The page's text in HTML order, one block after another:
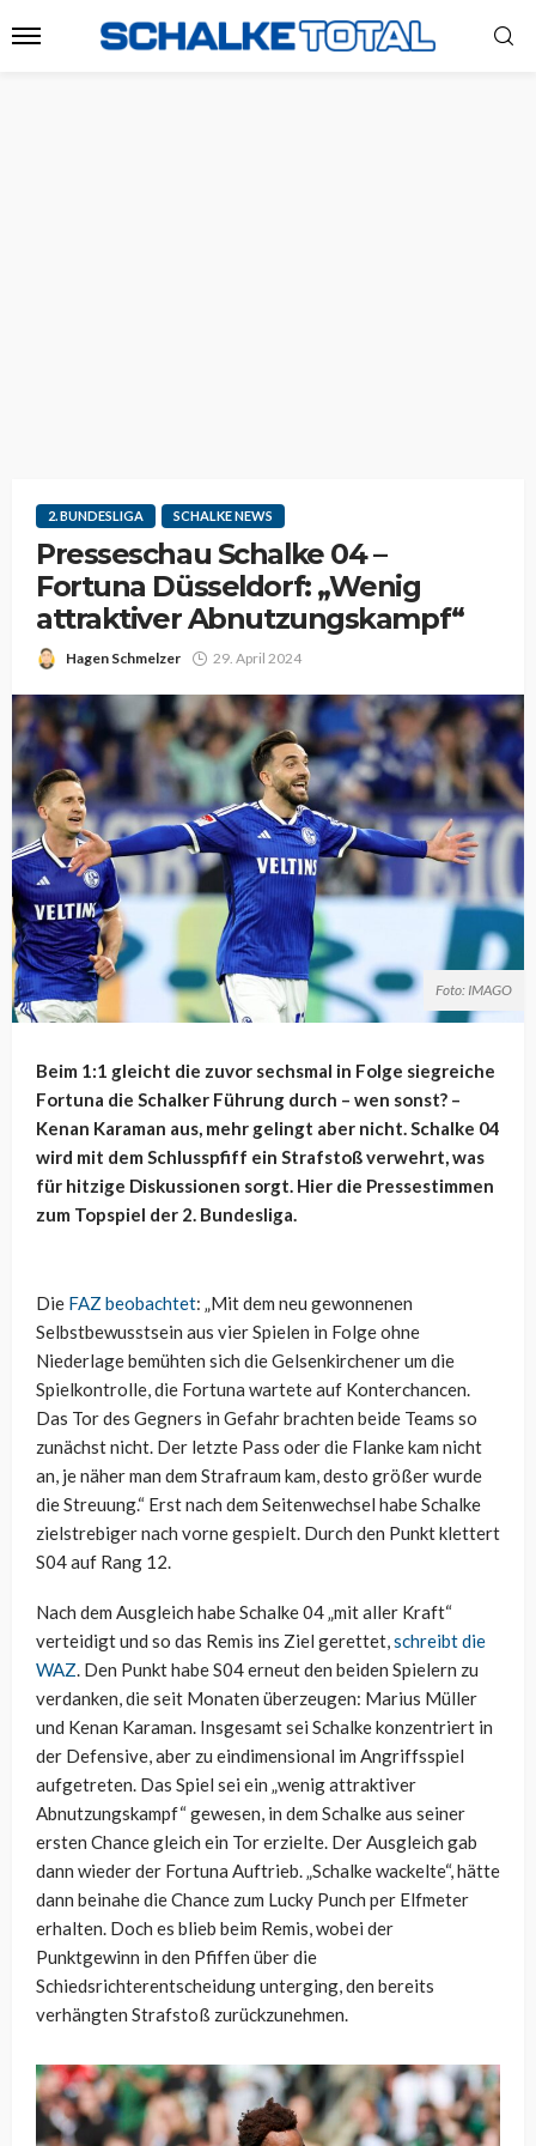
2. BUNDESLIGA SCHALKE NEWS
Presseschau Schalke 04 –
Fortuna Düsseldorf: „Wenig
attraktiver Abnutzungskampf“
Hagen Schmelzer 29. April 2024
Foto: IMAGO
Beim 1:1 gleicht die zuvor sechsmal in Folge siegreiche
Fortuna die Schalker Führung durch – wen sonst? –
Kenan Karaman aus, mehr gelingt aber nicht. Schalke 04
wird mit dem Schlusspfiff ein Strafstoß verwehrt, was
für hitzige Diskussionen sorgt. Hier die Pressestimmen
zum Topspiel der 2. Bundesliga.
Die FAZ beobachtet: „Mit dem neu gewonnenen
Selbstbewusstsein aus vier Spielen in Folge ohne
Niederlage bemühten sich die Gelsenkirchener um die
Spielkontrolle, die Fortuna wartete auf Konterchancen.
Das Tor des Gegners in Gefahr brachten beide Teams so
zunächst nicht. Der letzte Pass oder die Flanke kam nicht
an, je näher man dem Strafraum kam, desto größer wurde
die Streuung.“ Erst nach dem Seitenwechsel habe Schalke
zielstrebiger nach vorne gespielt. Durch den Punkt klettert
S04 auf Rang 12.
Nach dem Ausgleich habe Schalke 04 „mit aller Kraft“
verteidigt und so das Remis ins Ziel gerettet,schreibt die
WAZ. Den Punkt habe S04 erneut den beiden Spielern zu
verdanken, die seit Monaten überzeugen: Marius Müller
und Kenan Karaman. Insgesamt sei Schalke konzentriert in
der Defensive, aber zu eindimensional im Angriffsspiel
aufgetreten. Das Spiel sei ein „wenig attraktiver
Abnutzungskampf“ gewesen, in dem Schalke aus seiner
ersten Chance gleich ein Tor erzielte. Der Ausgleich gab
dann wieder der Fortuna Auftrieb. „Schalke wackelte“, hätte
dann beinahe die Chance zum Lucky Punch per Elfmeter
erhalten. Doch es blieb beim Remis, wobei der
Punktgewinn in den Pfiffen über die
Schiedsrichterentscheidung unterging, den bereits
verhängten Strafstoß zurückzunehmen.